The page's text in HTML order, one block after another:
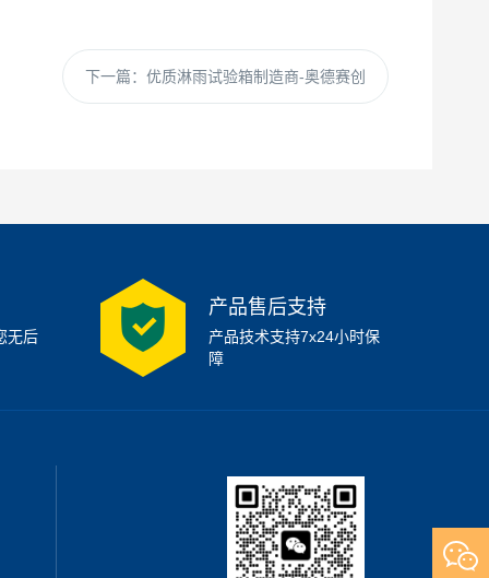
下一篇： 优质淋雨试验箱制造商-奥德赛创
无后
产品售后支持
产品技术支持7x24小时保
障